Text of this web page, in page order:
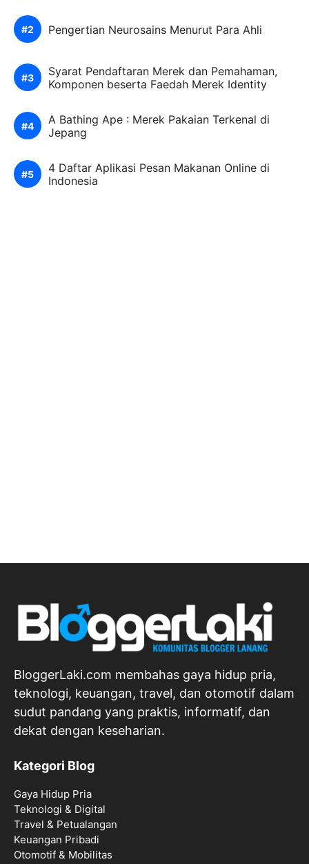
Pengertian Neurosains Menurut Para Ahli
Syarat Pendaftaran Merek dan Pemahaman,
Komponen beserta Faedah Merek Identity
A Bathing Ape : Merek Pakaian Terkenal di
Jepang
4 Daftar Aplikasi Pesan Makanan Online di
Indonesia
BloggerLaki.com membahas gaya hidup pria,
teknologi, keuangan, travel, dan otomotif dalam
sudut pandang yang praktis, informatif, dan
dekat dengan keseharian.
Kategori Blog
Gaya Hidup Pria
Teknologi & Digital
Travel & Petualangan
Keuangan Pribadi
Otomotif & Mobilitas